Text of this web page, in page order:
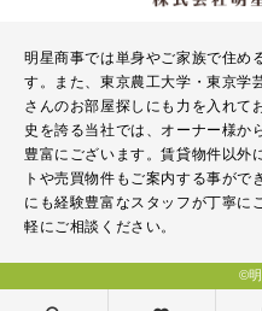
明星商事では単身やご家族で住め
す。また、東京農工大学・東京学
さんのお部屋探しにも力を入れて
史を誇る当社では、オーナー様か
豊富にございます。賃貸物件以外
トや売買物件もご案内する事が
にも経験豊富なスタッフが丁寧に
軽にご相談ください。
©